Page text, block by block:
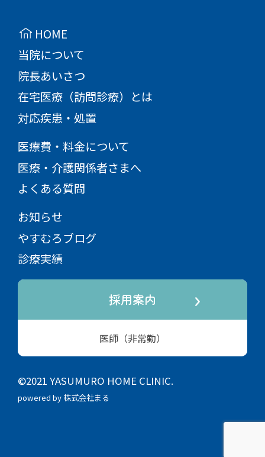
HOME
当院について
院長あいさつ
在宅医療（訪問診療）とは
対応疾患・処置
医療費・料金について
医療・介護関係者さまへ
よくある質問
お知らせ
やすむろブログ
診療実績
採用案内
医師（非常勤）
©2021 YASUMURO HOME CLINIC.
powered by 株式会社まる